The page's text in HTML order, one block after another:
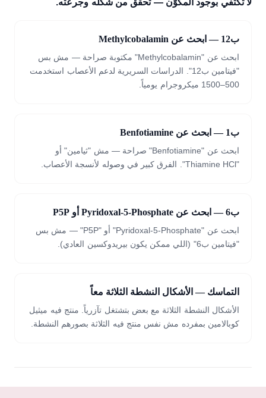
لا تكتفي بوجود المكوّن — تحقق من شكله وجرعته.
ب12 — ابحث عن Methylcobalamin
ابحث عن "Methylcobalamin" مكتوبة صراحة — مش بس
"فيتامين ب12". الدراسات السريرية لدعم الأعصاب استخدمت
500–1500 ميكروجرام يومياً.
ب1 — ابحث عن Benfotiamine
ابحث عن "Benfotiamine" صراحة — مش "ثيامين" أو
"Thiamine HCl". الفرق كبير في وصوله لأنسجة الأعصاب.
ب6 — ابحث عن Pyridoxal-5-Phosphate أو P5P
ابحث عن "Pyridoxal-5-Phosphate" أو "P5P" — مش بس
"فيتامين ب6" (اللي ممكن يكون بيريدوكسين العادي).
التماسك — الأشكال النشطة الثلاثة معاً
الأشكال النشطة الثلاثة مع بعض بتشتغل تآزرياً. منتج فيه ميثيل
كوبالامين بمفرده مش نفس منتج فيه الثلاثة بصورهم النشطة.